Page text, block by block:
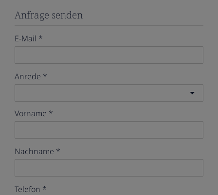
Anfrage senden
E-Mail
Anrede
Vorname
Nachname
Telefon